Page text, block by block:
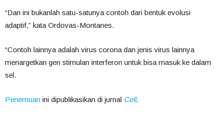
“Dan ini bukanlah satu-satunya contoh dari bentuk evolusi
adaptif,” kata Ordovas-Montanes.
“Contoh lainnya adalah virus corona dan jenis virus lainnya
menargetkan gen stimulan interferon untuk bisa masuk ke dalam
sel.
Penemuan ini dipublikasikan di jurnal Cell.